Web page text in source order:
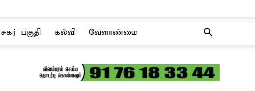
பகுதி கல்வி வேளாண்மை